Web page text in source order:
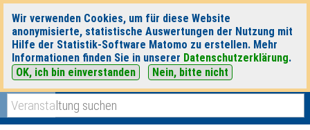
Wir verwenden Cookies, um für diese Website
anonymisierte, statistische Auswertungen der Nutzung mit
Hilfe der Statistik-Software Matomo zu erstellen. Mehr
Informationen finden Sie in unserer Datenschutzerklärung.
OK, ich bin einverstanden
Nein, bitte nicht
heute|morgen|